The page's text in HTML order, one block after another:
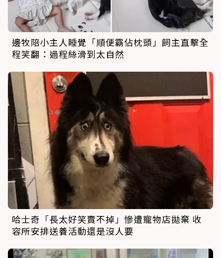
邊牧陪小主人睡覺「順便霸佔枕頭」飼主直擊全
程笑翻：過程絲滑到太自然
哈士奇「長太好笑賣不掉」慘遭寵物店拋棄 收
容所安排送養活動還是沒人要